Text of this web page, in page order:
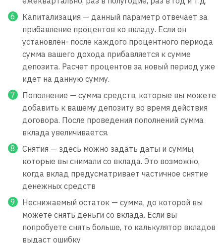
Капитализация — данный параметр отвечает за
прибавление процентов ко вкладу. Если он
установлен- после каждого процентного периода
сумма вашего дохода прибавляется к сумме
депозита. Расчет процентов за новый период уже
идет на данную сумму.
Пополнение — сумма средств, которые вы можете
добавить к вашему депозиту во время действия
договора. После проведения пополнений сумма
вклада увеличивается.
Снятия — здесь можно задать даты и суммы,
которые вы снимали со вклада. Это возможно,
когда вклад предусматривает частичное снятие
денежных средств
Неснижаемый остаток — сумма, до которой вы
можете снять деньги со вклада. Если вы
попробуете снять больше, то калькулятор вкладов
выдаст ошибку